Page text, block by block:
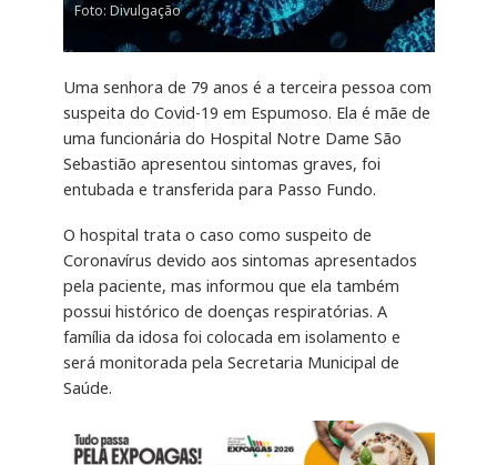
Foto: Divulgação
Uma senhora de 79 anos é a terceira pessoa com
suspeita do Covid-19 em Espumoso. Ela é mãe de
uma funcionária do Hospital Notre Dame São
Sebastião apresentou sintomas graves, foi
entubada e transferida para Passo Fundo.
O hospital trata o caso como suspeito de
Coronavírus devido aos sintomas apresentados
pela paciente, mas informou que ela também
possui histórico de doenças respiratórias. A
família da idosa foi colocada em isolamento e
será monitorada pela Secretaria Municipal de
Saúde.